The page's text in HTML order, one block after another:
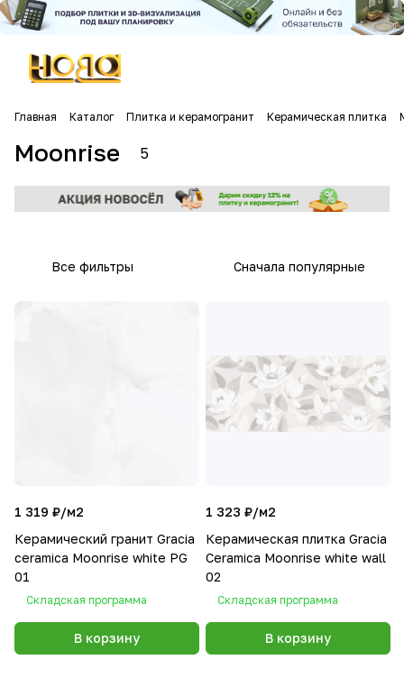
Главная Каталог Плитка и керамогранит Керамическая плитка
Moonrise 5
Все фильтры Сначала популярные
1 319 ₽/м2
Керамический гранит Gracia
ceramica Moonrise white PG
01
Складская программа
В корзину
1 323 ₽/м2
Керамическая плитка Gracia
Сeramica Moonrise white wall
02
Складская программа
В корзину